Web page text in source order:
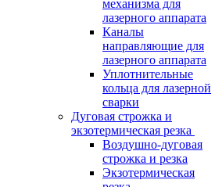
механизма для
лазерного аппарата
Каналы
направляющие для
лазерного аппарата
Уплотнительные
кольца для лазерной
сварки
Дуговая строжка и
экзотермическая резка
Воздушно-дуговая
строжка и резка
Экзотермическая